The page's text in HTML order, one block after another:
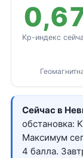
Kp-индекс
Сейчас в
обстановка:
Максимум
4 балла.